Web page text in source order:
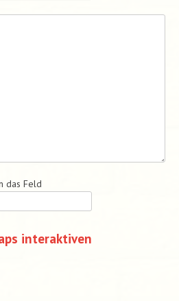
das Feld
interaktiven